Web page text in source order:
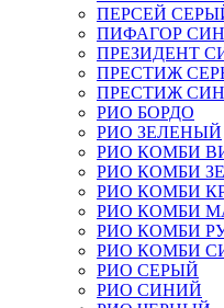
ПЕРСЕЙ
ПИФАГОР
ПРЕЗИДЕНТ
ПРЕСТИЖ
ПРЕСТИЖ
РИО БОРДО
РИО ЗЕЛЕНЫЙ
РИО КОМБИ
РИО КОМБИ
РИО КОМБИ
РИО КОМБИ
РИО КОМБИ
РИО КОМБИ
РИО СЕРЫЙ
РИО СИНИЙ